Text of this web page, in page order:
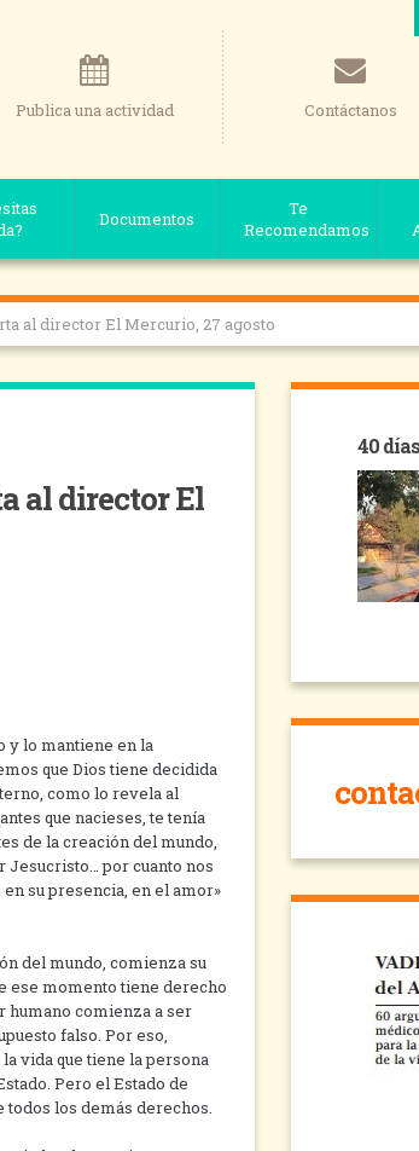
Publica una actividad Contáctanos
Documentos
Te
Recomendamos
al director El Mercurio, 27 agosto
al director El
y lo mantiene en la
que Dios tiene decidida
como lo revela al
que nacieses, te tenía
de la creación del mundo,
Jesucristo… por cuanto nos
su presencia, en el amor»
del mundo, comienza su
ese momento tiene derecho
humano comienza a ser
falso. Por eso,
vida que tiene la persona
Pero el Estado de
todos los demás derechos.
40